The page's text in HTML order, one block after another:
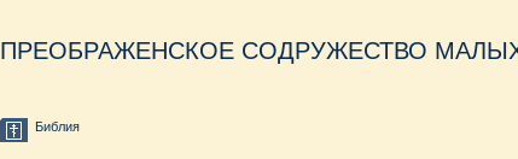
ПРЕОБРАЖЕНСКОЕ СОДРУЖЕСТВО
Библия